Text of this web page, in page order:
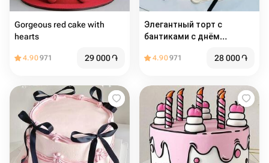
Gorgeous red cake with
hearts
4.90971 29 000֏
Элегантный торт с
бантиками с днём
4.90971 28 000֏